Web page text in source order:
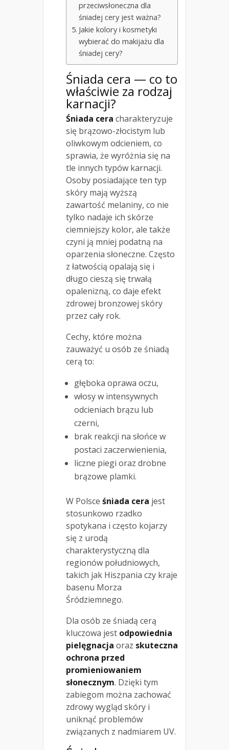
przeciwsłoneczna dla
śniadej cery jest ważna?
Jakie kolory i kosmetyki
wybierać do makijażu dla
śniadej cery?
Śniada cera — co to
właściwie za rodzaj
karnacji?
Śniada cera charakteryzuje
się brązowo-złocistym lub
oliwkowym odcieniem, co
sprawia, że wyróżnia się na
tle innych typów karnacji.
Osoby posiadające ten typ
skóry mają wyższą
zawartość melaniny, co nie
tylko nadaje ich skórze
ciemniejszy kolor, ale także
czyni ją mniej podatną na
oparzenia słoneczne. Często
z łatwością opalają się i
długo cieszą się trwałą
opalenizną, co daje efekt
zdrowej bronzowej skóry
przez cały rok.
Cechy, które można
zauważyć u osób ze śniadą
cerą to:
głęboka oprawa oczu,
włosy w intensywnych
odcieniach brązu lub
czerni,
brak reakcji na słońce w
postaci zaczerwienienia,
liczne piegi oraz drobne
brązowe plamki.
W Polsce śniada cera jest
stosunkowo rzadko
spotykana i często kojarzy
się z urodą
charakterystyczną dla
regionów południowych,
takich jak Hiszpania czy kraje
basenu Morza
Śródziemnego.
Dla osób ze śniadą cerą
kluczowa jest odpowiednia
pielęgnacja oraz skuteczna
ochrona przed
promieniowaniem
słonecznym. Dzięki tym
zabiegom można zachować
zdrowy wygląd skóry i
uniknąć problemów
związanych z nadmiarem UV.